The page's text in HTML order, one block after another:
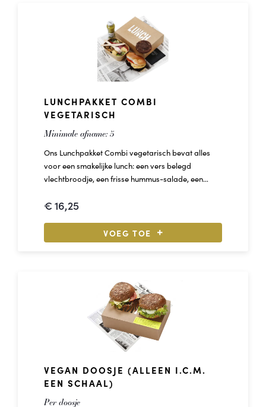
LUNCHPAKKET COMBI
VEGETARISCH
Minimale afname: 5
Ons Lunchpakket Combi vegetarisch bevat alles
voor een smakelijke lunch: een vers belegd
vlechtbroodje, een frisse hummus-salade, een
Alles handig verpakt voor een smakelijke pauze.
Aantal personen: 1
1 - Vlechtbroodje wit omelet met garni
1 - Chocolat chip cookie
1 - Lunchbowl hummus
1 - Smoothie Kiwi/Limoen/Spinazie/Komkommer
€ 16,25
VOEG TOE
VEGAN DOOSJE (ALLEEN I.C.M.
EEN SCHAAL)
Per doosje